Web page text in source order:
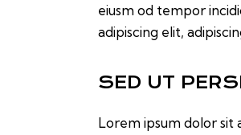
eiusm od tempor
adipiscing elit,
SED UT
Lorem ipsum dolor sit